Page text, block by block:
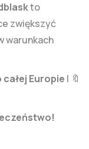
to
zwiększyć
warunkach
całej Europie | 🔖